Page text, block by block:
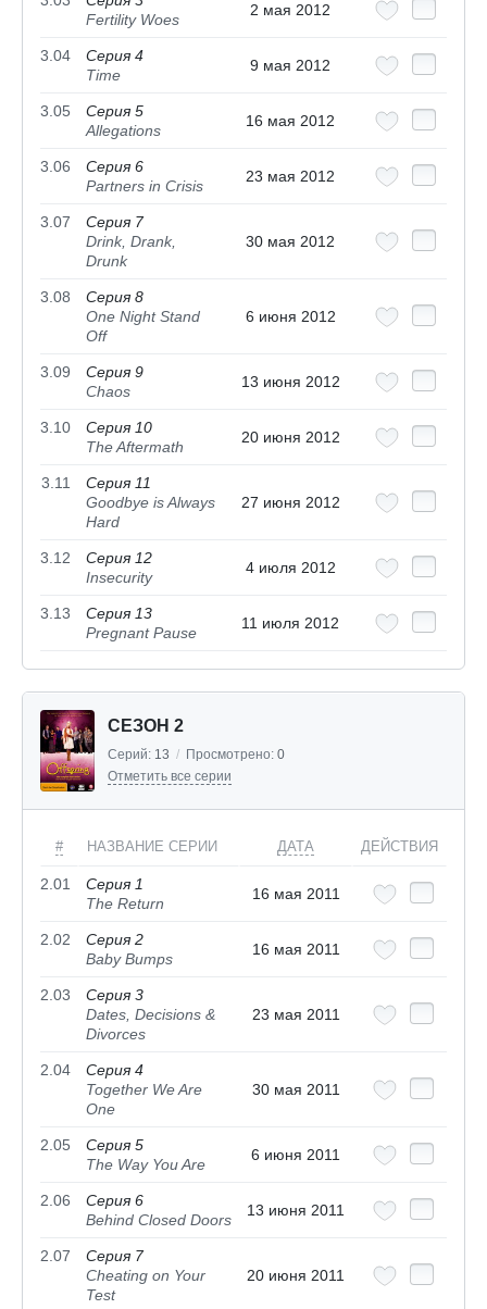
Fertility Woes
2 мая 2012
3.04
Серия 4
Time
9 мая 2012
3.05
Серия 5
Allegations
16 мая 2012
3.06
Серия 6
Partners in Crisis
23 мая 2012
3.07
Серия 7
Drink, Drank,
Drunk
30 мая 2012
3.08
Серия 8
One Night Stand
Off
6 июня 2012
3.09
Серия 9
Chaos
13 июня 2012
3.10
Серия 10
The Aftermath
20 июня 2012
3.11
Серия 11
Goodbye is Always
Hard
27 июня 2012
3.12
Серия 12
Insecurity
4 июля 2012
3.13
Серия 13
Pregnant Pause
11 июля 2012
СЕЗОН 2
Серий: 13 / Просмотрено: 0
Отметить все серии
# НАЗВАНИЕ СЕРИИ ДАТА ДЕЙСТВИЯ
2.01
Серия 1
The Return
16 мая 2011
2.02
Серия 2
Baby Bumps
16 мая 2011
2.03
Серия 3
Dates, Decisions &
Divorces
23 мая 2011
2.04
Серия 4
Together We Are
One
30 мая 2011
2.05
Серия 5
The Way You Are
6 июня 2011
2.06
Серия 6
Behind Closed Doors
13 июня 2011
2.07
Серия 7
Cheating on Your
Test
20 июня 2011